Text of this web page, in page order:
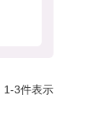
1-3件表示